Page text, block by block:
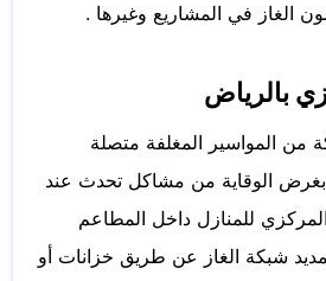
الغاز في المشاريع وغيرها .
بالرياض
من المواسير المغلفة متصلة
الوقاية من مشاكل تحدث عند
المركزي للمنازل داخل المطاعم
شبكة الغاز عن طريق خزانات أو